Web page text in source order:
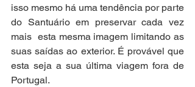
isso mesmo há uma tendência por parte
do Santuário em preservar cada vez
mais  esta mesma imagem limitando as
suas saídas ao exterior. É provável que
esta seja a sua última viagem fora de
Portugal.